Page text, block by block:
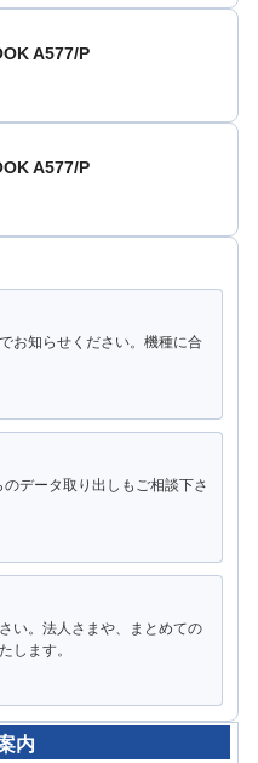
A577/P
A577/P
お知らせください。機種に合
データ取り出しもご相談下さ
い。法人さまや、まとめての
します。
内